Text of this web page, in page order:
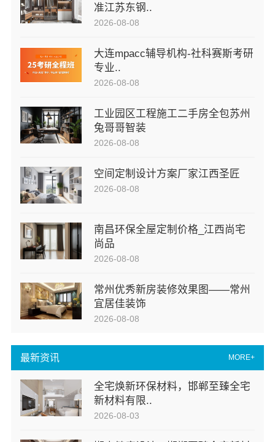
最新资讯 MORE+
全宅焕新环保材料，邯郸至臻全宅
新材料有限..
2026-08-03
准江苏东钢..
2026-08-08
大连mpacc辅导机构-社科赛斯考研
专业..
2026-08-08
工业园区工程施工二手房全包苏州
兔哥哥智装
2026-08-08
空间定制设计方案厂家江西圣匠
2026-08-08
南昌环保全屋定制价格_江西尚宅
尚品
2026-08-08
常州优秀新房装修效果图——常州
宜居佳装饰
2026-08-08